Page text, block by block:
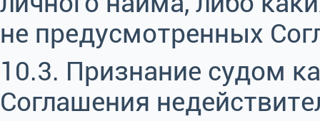
не предусмотренных
10.3. Признание судом
Соглашения